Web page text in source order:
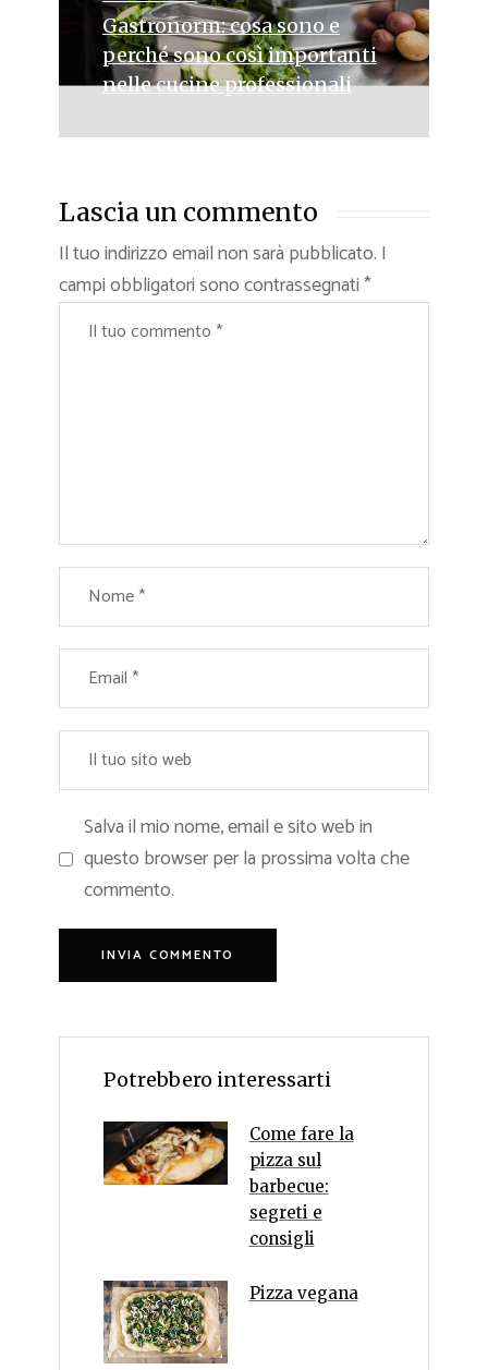
Gastronorm: cosa sono e
perché sono così importanti
nelle cucine professionali
Lascia un commento
Il tuo indirizzo email non sarà pubblicato. I
campi obbligatori sono contrassegnati*
Salva il mio nome, email e sito web in
questo browser per la prossima volta che
commento.
Potrebbero interessarti
Come fare la
pizza sul
barbecue:
segreti e
consigli
Pizza vegana